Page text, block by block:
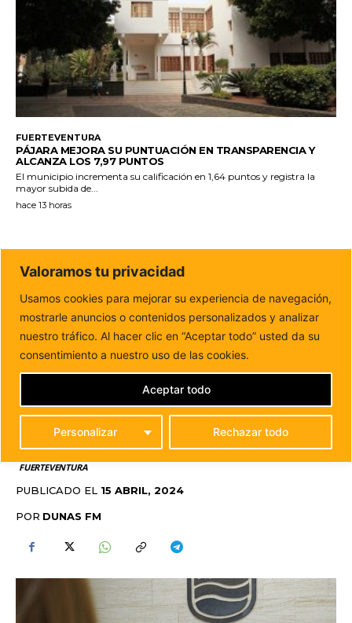
FUERTEVENTURA
PÁJARA MEJORA SU PUNTUACIÓN EN TRANSPARENCIA Y
ALCANZA LOS 7,97 PUNTOS
El municipio incrementa su calificación en 1,64 puntos y registra la
mayor subida de...
hace 13 horas